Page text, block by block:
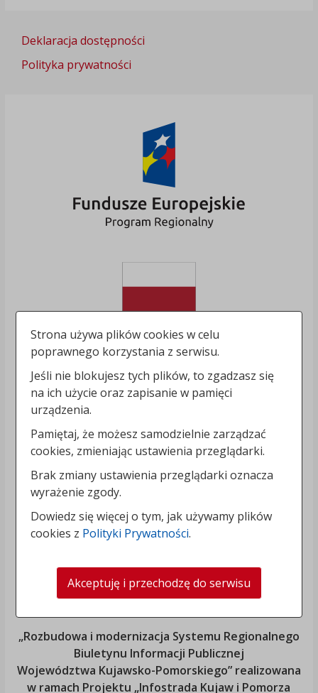
Deklaracja dostępności
Polityka prywatności
„Rozbudowa i modernizacja Systemu Regionalnego
Biuletynu Informacji Publicznej
Województwa Kujawsko-Pomorskiego” realizowana
w ramach Projektu „Infostrada Kujaw i Pomorza
Strona używa plików cookies w celu
poprawnego korzystania z serwisu.
Jeśli nie blokujesz tych plików, to zgadzasz się
na ich użycie oraz zapisanie w pamięci
urządzenia.
Pamiętaj, że możesz samodzielnie zarządzać
cookies, zmieniając ustawienia przeglądarki.
Brak zmiany ustawienia przeglądarki oznacza
wyrażenie zgody.
Dowiedz się więcej o tym, jak używamy plików
cookies z Polityki Prywatności.
Akceptuję i przechodzę do serwisu